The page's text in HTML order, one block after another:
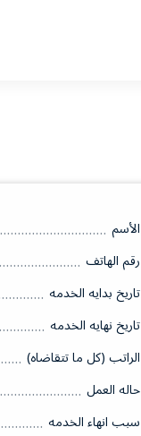
الأسم
رقم الهاتف
تاريخ بدايه الخدمه
تاريخ نهايه الخدمه
الراتب (كل ما تتقاضاه)
حاله العمل
سبب انهاء الخدمه